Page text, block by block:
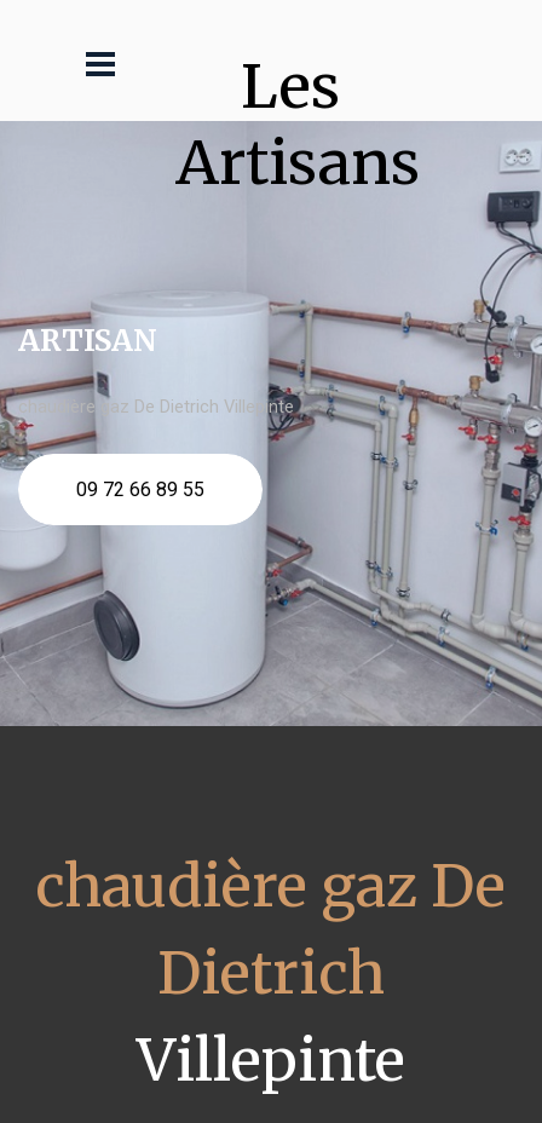
Les
Artisans
ARTISAN
chaudière gaz De Dietrich Villepinte
09 72 66 89 55
chaudière gaz De
Dietrich
Villepinte